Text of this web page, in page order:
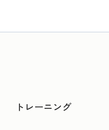
トレーニング